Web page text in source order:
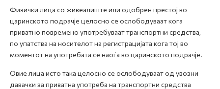
Физички лица со живеалиште или одобрен престој во
царинското подрачје целосно се ослободуваат кога
приватно повремено употребуваат транспортни средства,
по упатства на носителот на регистрацијата кога тој во
моментот на употребата се наоѓа во царинското подрачје.
Овие лица исто така целосно се ослободуваат од увозни
давачки за приватна употреба на транспортни средства